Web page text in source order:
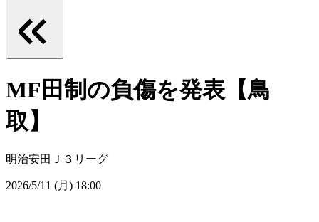
MF田制の負傷を発表【鳥
取】
明治安田Ｊ３リーグ
2026/5/11 (月) 18:00